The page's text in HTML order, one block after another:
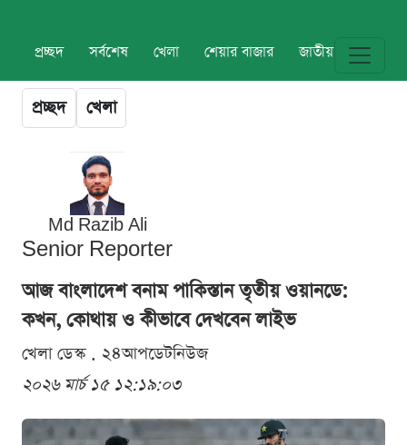
প্রচ্ছদ সর্বশেষ খেলা শেয়ার বাজার জাতীয় বিশ্ব
প্রচ্ছদ খেলা
Md Razib Ali
Senior Reporter
আজ বাংলাদেশ বনাম পাকিস্তান তৃতীয় ওয়ানডে:
কখন, কোথায় ও কীভাবে দেখবেন লাইভ
খেলা ডেস্ক . ২৪আপডেটনিউজ
২০২৬ মার্চ ১৫ ১২:১৯:০৩